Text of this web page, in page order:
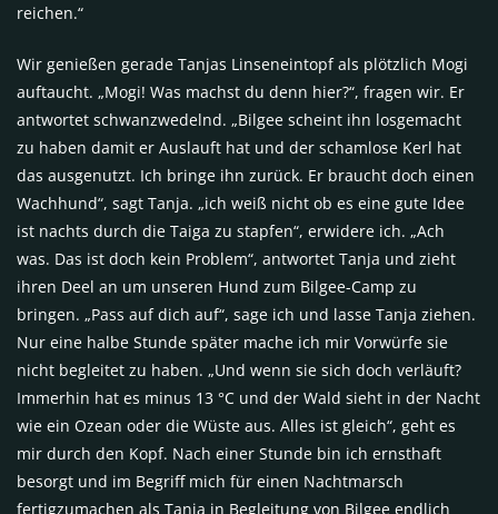
reichen.“
Wir genießen gerade Tanjas Linseneintopf als plötzlich Mogi
auftaucht. „Mogi! Was machst du denn hier?“, fragen wir. Er
antwortet schwanzwedelnd. „Bilgee scheint ihn losgemacht
zu haben damit er Auslauft hat und der schamlose Kerl hat
das ausgenutzt. Ich bringe ihn zurück. Er braucht doch einen
Wachhund“, sagt Tanja. „ich weiß nicht ob es eine gute Idee
ist nachts durch die Taiga zu stapfen“, erwidere ich. „Ach
was. Das ist doch kein Problem“, antwortet Tanja und zieht
ihren Deel an um unseren Hund zum Bilgee-Camp zu
bringen. „Pass auf dich auf“, sage ich und lasse Tanja ziehen.
Nur eine halbe Stunde später mache ich mir Vorwürfe sie
nicht begleitet zu haben. „Und wenn sie sich doch verläuft?
Immerhin hat es minus 13 °C und der Wald sieht in der Nacht
wie ein Ozean oder die Wüste aus. Alles ist gleich“, geht es
mir durch den Kopf. Nach einer Stunde bin ich ernsthaft
besorgt und im Begriff mich für einen Nachtmarsch
fertigzumachen als Tanja in Begleitung von Bilgee endlich